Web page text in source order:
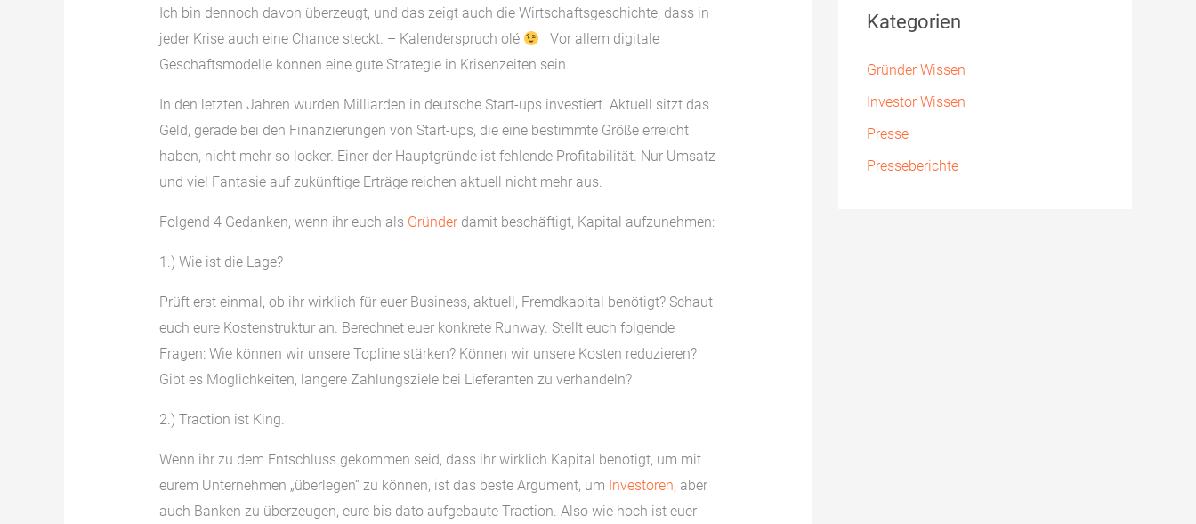
Ich bin dennoch davon überzeugt, und das zeigt auch die Wirtschaftsgeschichte, dass in
jeder Krise auch eine Chance steckt. – Kalenderspruch olé
Vor allem digitale
Geschäftsmodelle können eine gute Strategie in Krisenzeiten sein.
In den letzten Jahren wurden Milliarden in deutsche Start-ups investiert. Aktuell sitzt das
Geld, gerade bei den Finanzierungen von Start-ups, die eine bestimmte Größe erreicht
haben, nicht mehr so locker. Einer der Hauptgründe ist fehlende Profitabilität. Nur Umsatz
und viel Fantasie auf zukünftige Erträge reichen aktuell nicht mehr aus.
Folgend 4 Gedanken, wenn ihr euch als Gründerdamit beschäftigt, Kapital aufzunehmen:
1.) Wie ist die Lage?
Prüft erst einmal, ob ihr wirklich für euer Business, aktuell, Fremdkapital benötigt? Schaut
euch eure Kostenstruktur an. Berechnet euer konkrete Runway. Stellt euch folgende
Fragen: Wie können wir unsere Topline stärken? Können wir unsere Kosten reduzieren?
Gibt es Möglichkeiten, längere Zahlungsziele bei Lieferanten zu verhandeln?
2.) Traction ist King.
Wenn ihr zu dem Entschluss gekommen seid, dass ihr wirklich Kapital benötigt, um mit
eurem Unternehmen „überlegen“ zu können, ist das beste Argument, um Investoren, aber
auch Banken zu überzeugen, eure bis dato aufgebaute Traction. Also wie hoch ist euer
Kategorien
Gründer Wissen
Investor Wissen
Presse
Presseberichte